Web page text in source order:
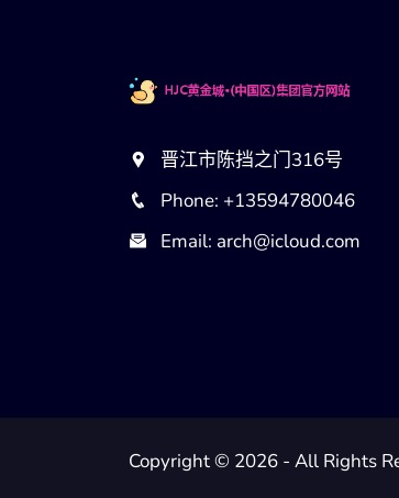
晋江市陈挡之门316号
Phone: +13594780046
Email: arch@icloud.com
Copyright © 2026 - All Rights